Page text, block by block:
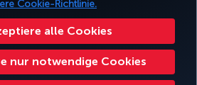
Cookie-Richtlinie.
alle Cookies
nur notwendige Cookies
Richtlinie Rechtliche Hinweise Fluggastrechte
US DOT Kundenserviceplan Rechte betroffener Personen in der EU